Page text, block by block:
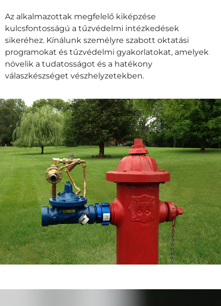
Az alkalmazottak megfelelő kiképzése
kulcsfontosságú a tűzvédelmi intézkedések
sikeréhez. Kínálunk személyre szabott oktatási
programokat és tűzvédelmi gyakorlatokat, amelyek
növelik a tudatosságot és a hatékony
válaszkészséget vészhelyzetekben.